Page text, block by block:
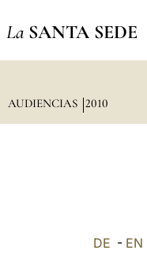
La SANTA SEDE
AUDIENCIAS 2010
DE - EN